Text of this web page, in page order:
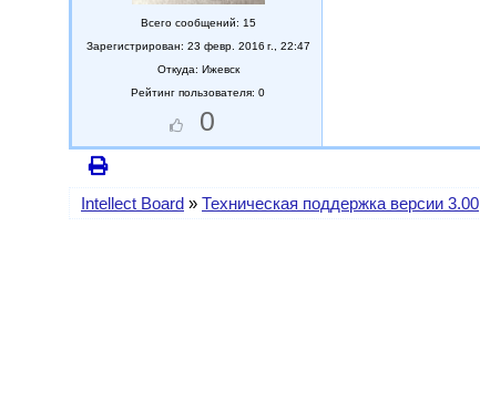
Всего сообщений: 15
Зарегистрирован: 23 февр. 2016 г., 22:47
Откуда: Ижевск
Рейтинг пользователя: 0
0
Intellect Board » Техническая поддержка версии 3.00